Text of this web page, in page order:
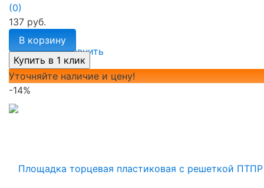
избранное сравнить
(0)
137 руб.
В корзину
Уточняйте наличие и цену!
-14%